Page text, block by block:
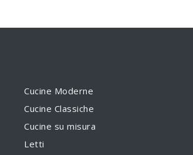
Cucine Moderne
Cucine Classiche
Cucine su misura
Letti